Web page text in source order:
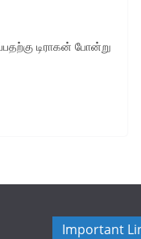
டிராகன் போன்று
Important